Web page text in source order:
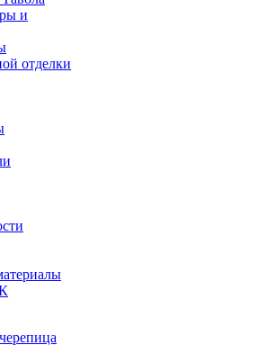
и
отделки